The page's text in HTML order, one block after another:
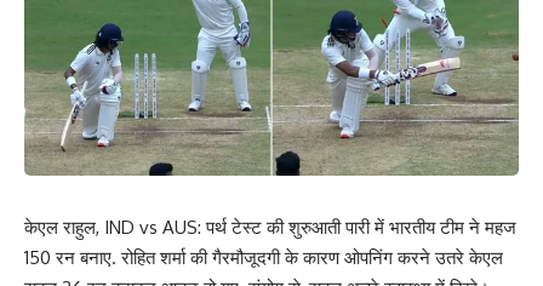
केएल राहुल, IND vs AUS: पर्थ टेस्ट की शुरुआती पारी में भारतीय टीम ने महज
150 रन बनाए. रोहित शर्मा की गैरमौजूदगी के कारण ओपनिंग करने उतरे केएल